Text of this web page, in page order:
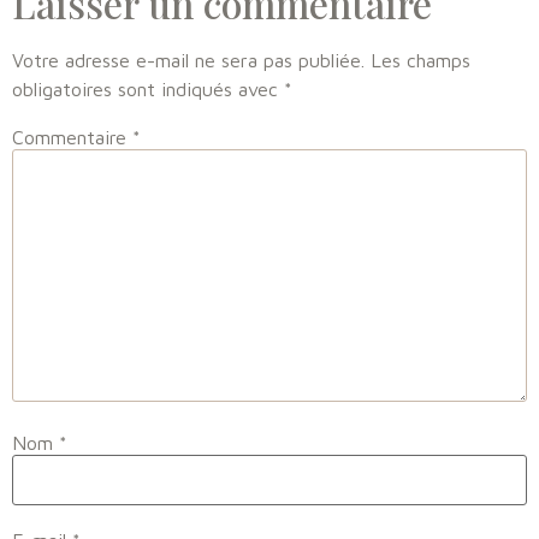
Votre adresse e-mail ne sera pas publiée. Les champs
obligatoires sont indiqués avec *
Commentaire *
Nom *